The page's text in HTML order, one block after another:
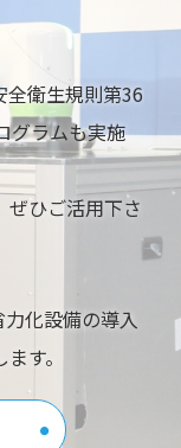
全衛生規則第36
グラムも実施
ぜひご活用下さ
化設備の導入
す。